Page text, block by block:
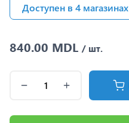
Доступен в 4 магазинах
840.00 MDL / шт.